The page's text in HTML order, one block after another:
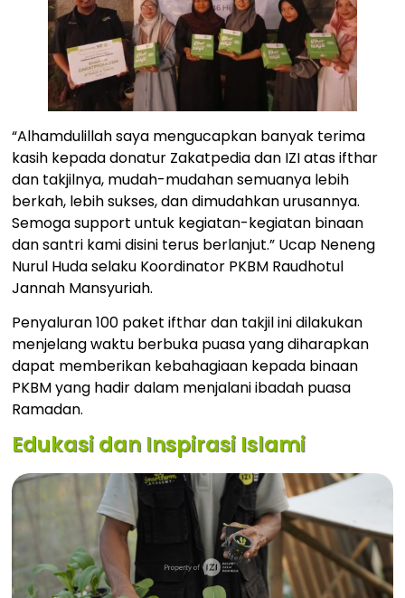
“Alhamdulillah saya mengucapkan banyak terima
kasih kepada donatur Zakatpedia dan IZI atas ifthar
dan takjilnya, mudah-mudahan semuanya lebih
berkah, lebih sukses, dan dimudahkan urusannya.
Semoga support untuk kegiatan-kegiatan binaan
dan santri kami disini terus berlanjut.” Ucap Neneng
Nurul Huda selaku Koordinator PKBM Raudhotul
Jannah Mansyuriah.
Penyaluran 100 paket ifthar dan takjil ini dilakukan
menjelang waktu berbuka puasa yang diharapkan
dapat memberikan kebahagiaan kepada binaan
PKBM yang hadir dalam menjalani ibadah puasa
Ramadan.
Edukasi dan Inspirasi Islami